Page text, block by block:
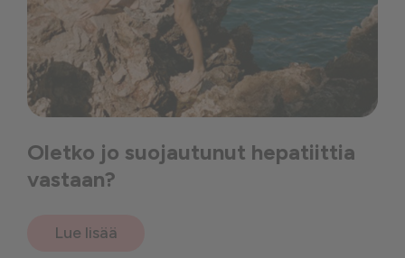
Oletko jo suojautunut hepatiittia
vastaan?
Lue lisää